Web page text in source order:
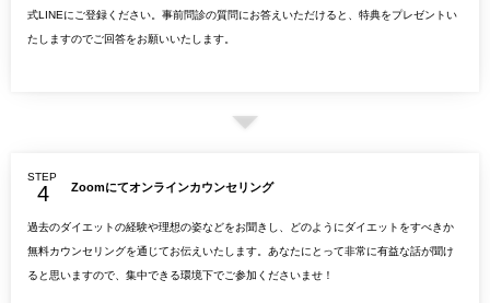
式LINEにご登録ください。事前問診の質問にお答えいただけると、特典をプレゼントい
たしますのでご回答をお願いいたします。
STEP
Zoomにてオンラインカウンセリング
過去のダイエットの経験や理想の姿などをお聞きし、どのようにダイエットをすべきか
無料カウンセリングを通じてお伝えいたします。あなたにとって非常に有益な話が聞け
ると思いますので、集中できる環境下でご参加くださいませ！